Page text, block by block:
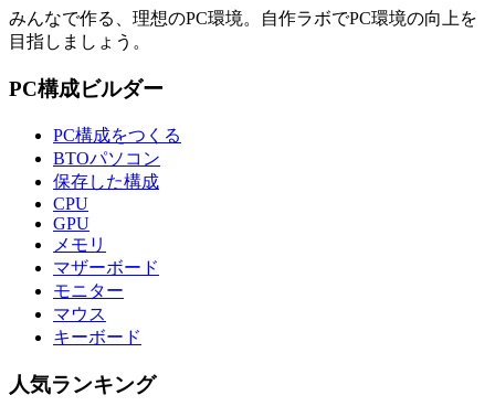
みんなで作る、理想のPC環境。 自作ラボでPC環境の向上を
目指しましょう。
PC構成ビルダー
PC構成をつくる
BTOパソコン
保存した構成
CPU
GPU
メモリ
マザーボード
モニター
マウス
キーボード
人気ランキング